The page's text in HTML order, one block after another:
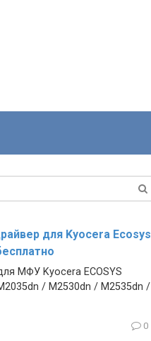
для Kyocera Ecosys
МФУ Kyocera ECOSYS
/ M2530dn / M2535dn /
0